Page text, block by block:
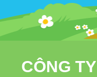
CÔNG